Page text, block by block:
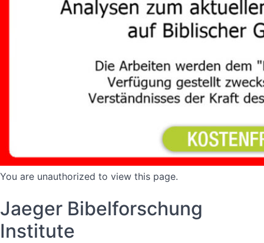
You are unauthorized to view this page.
Jaeger Bibelforschung
Institute